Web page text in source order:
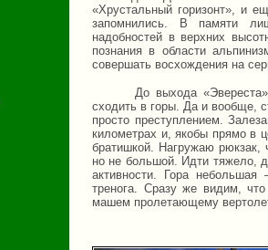
«Хрустальный горизонт», и
запомнились. В памяти
надобностей в верхних
познания в области
совершать восхождения на
До выхода
сходить в горы. Да и вообще,
просто преступлением.
километрах и, якобы прямо в
братишкой. Нагружаю
но не большой. Идти тяжело,
активности. Гора
тренога. Сразу же видим,
машем пролетающему